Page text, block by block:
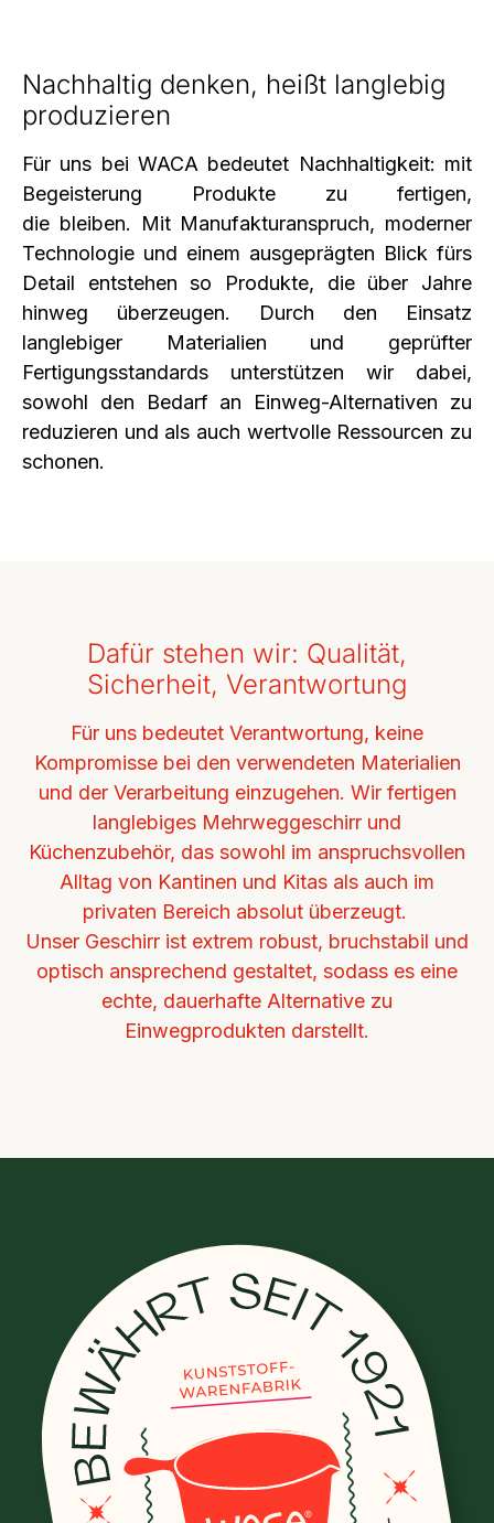
Nachhaltig denken, heißt langlebig
produzieren
Für uns bei WACA bedeutet Nachhaltigkeit: mit
Begeisterung Produkte zu fertigen,
die bleiben. Mit Manufakturanspruch, moderner
Technologie und einem ausgeprägten Blick fürs
Detail entstehen so Produkte, die über Jahre
hinweg überzeugen. Durch den Einsatz
langlebiger Materialien und geprüfter
Fertigungsstandards unterstützen wir dabei,
sowohl den Bedarf an Einweg-Alternativen zu
reduzieren und als auch wertvolle Ressourcen zu
schonen.
Dafür stehen wir: Qualität,
Sicherheit, Verantwortung
Für uns bedeutet Verantwortung, keine
Kompromisse bei den verwendeten Materialien
und der Verarbeitung einzugehen. Wir fertigen
langlebiges Mehrweggeschirr und
Küchenzubehör, das sowohl im anspruchsvollen
Alltag von Kantinen und Kitas als auch im
privaten Bereich absolut überzeugt.
Unser Geschirr ist extrem robust, bruchstabil und
optisch ansprechend gestaltet, sodass es eine
echte, dauerhafte Alternative zu
Einwegprodukten darstellt.